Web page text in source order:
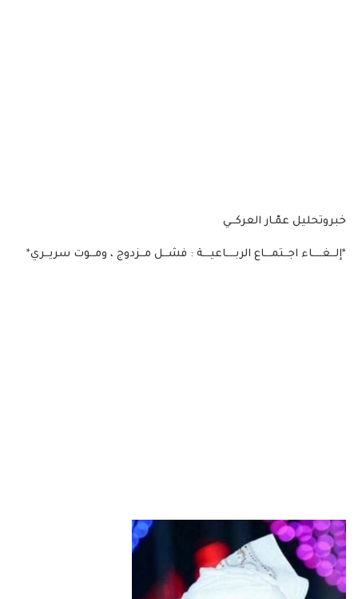
خبروتحليل عمّـار العركــي
*إلــغــــاء اجــتمـــاع الربــــاعيـــة : فشــل مــزدوج ، ومــوت سريــري*